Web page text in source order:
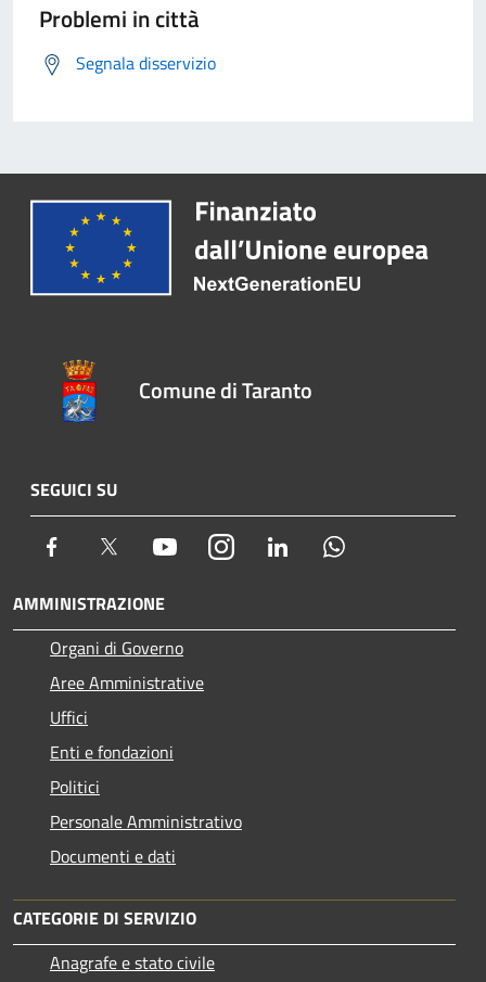
Problemi in città
Segnala disservizio
Comune di Taranto
SEGUICI SU
Facebook Twitter YoutubeInstagram LinkedIn
AMMINISTRAZIONE
Organi di Governo
Aree Amministrative
Uffici
Enti e fondazioni
Politici
Personale Amministrativo
Documenti e dati
CATEGORIE DI SERVIZIO
Anagrafe e stato civile